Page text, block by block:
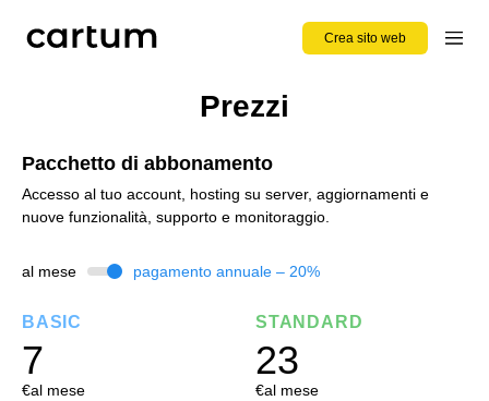
Crea sito web
Prezzi
Pacchetto di abbonamento
Accesso al tuo account, hosting su server, aggiornamenti e
nuove funzionalità, supporto e monitoraggio.
al mese pagamento annuale – 20%
BASIC
7
€al mese
STANDARD
23
€al mese